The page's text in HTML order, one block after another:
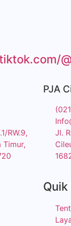
RW.9,
Timur,
PJA
Jl.
Quik